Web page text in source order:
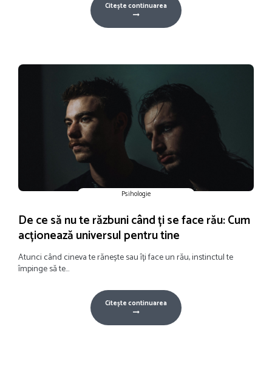
Citește continuarea
Psihologie
De ce să nu te răzbuni când ți se face rău: Cum
acționează universul pentru tine
Atunci când cineva te rănește sau îți face un rău, instinctul te
împinge să te...
Citește continuarea